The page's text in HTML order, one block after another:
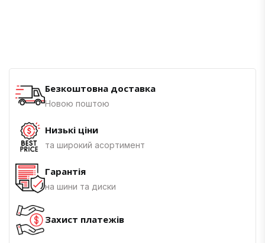
Безкоштовна доставка
Новою поштою
Низькі ціни
та широкий асортимент
Гарантія
на шини та диски
Захист платежів